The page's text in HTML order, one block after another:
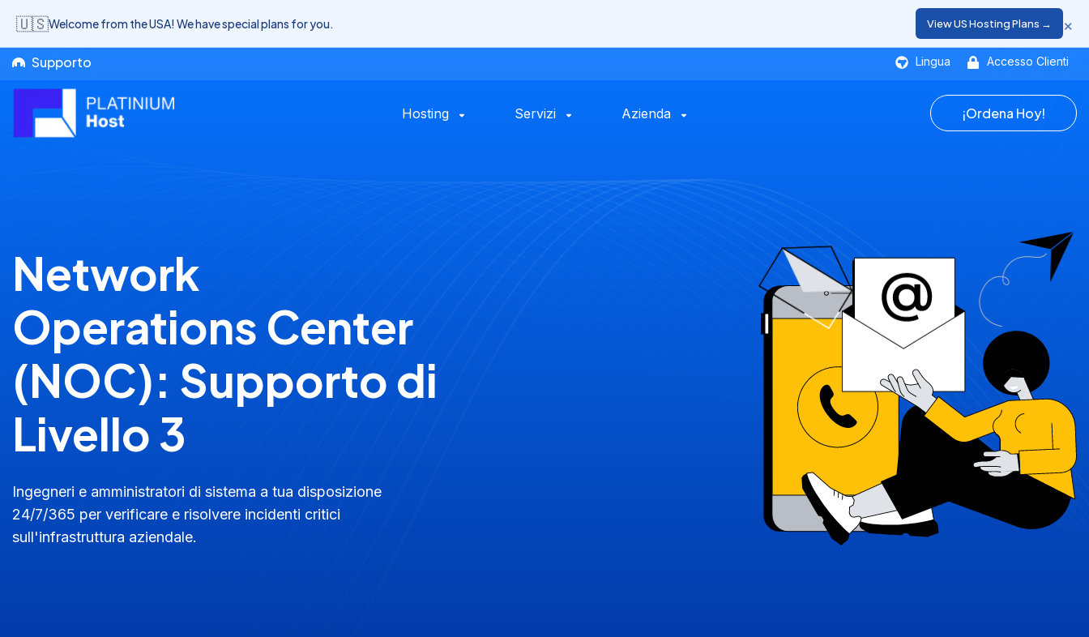
Supporto Lingua Accesso Clienti
Hosting Servizi Azienda ¡Ordena Hoy!
🇺🇸Welcome from the USA! We have special plans for you. View US Hosting Plans → ×
Network
Operations Center
(NOC): Supporto di
Livello 3
Ingegneri e amministratori di sistema a tua disposizione
24/7/365 per verificare e risolvere incidenti critici
sull'infrastruttura aziendale.